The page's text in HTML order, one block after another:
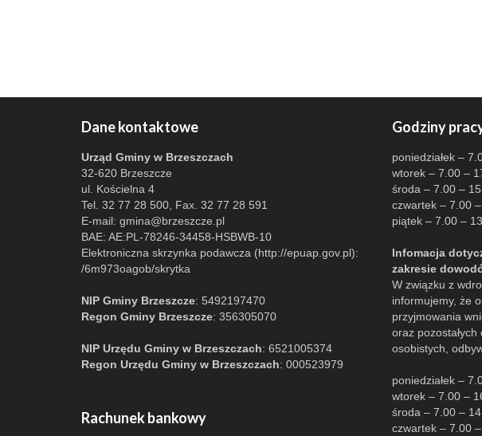
Dane kontaktowe
Urząd Gminy w Brzeszczach
32-620 Brzeszcze
ul. Kościelna 4
Tel. 32 77 28 500, Fax. 32 77 28 591
E-mail: gmina@brzeszcze.pl
BAE: AE:PL-78246-34458-HSBWB-10
Elektroniczna skrzynka podawcza (http://epuap.gov.pl):
/6m973oagob/skrytka
NIP Gminy Brzeszcze: 5492197470
Regon Gminy Brzeszcze: 356305070
NIP Urzędu Gminy w Brzeszczach: 6521005374
Regon Urzędu Gminy w Brzeszczach: 000523979
Rachunek bankowy
Godziny
poniedziałek –
wtorek – 7.00 –
środa – 7.00 –
czwartek – 7.00
piątek – 7.00 –
Infomacja
zakresie
W związku z
informujemy, że
przyjmowania
oraz
osobistych,
poniedziałek –
wtorek – 7.00 –
środa – 7.00 –
czwartek – 7.00